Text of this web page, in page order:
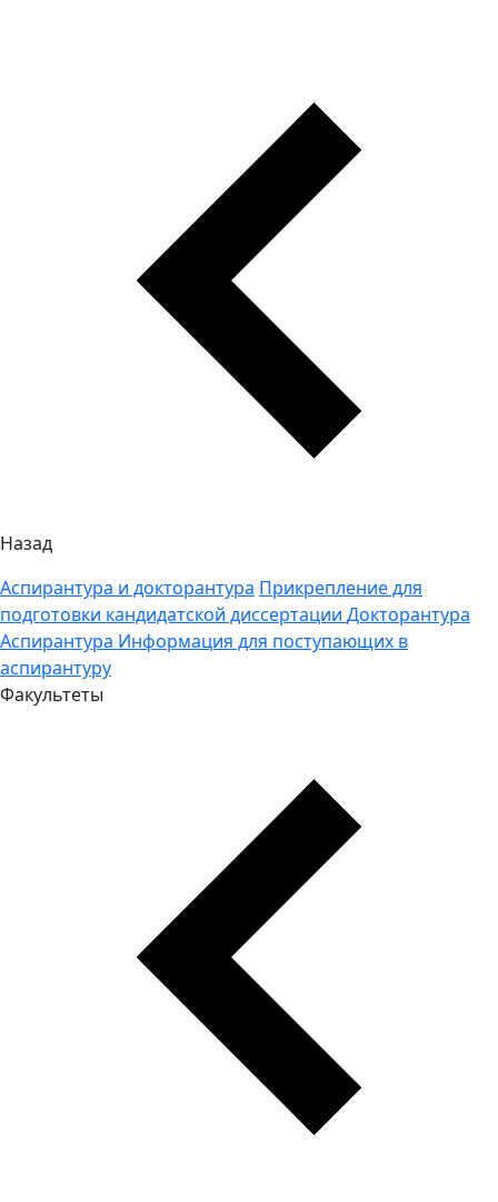
Назад
Аспирантура и докторантура Прикрепление для
подготовки кандидатской диссертации Докторантура
Аспирантура Информация для поступающих в
аспирантуру
Факультеты